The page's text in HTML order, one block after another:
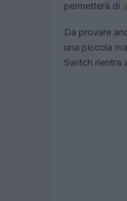
permetterà di
Da provare
una piccola
Switch rientra